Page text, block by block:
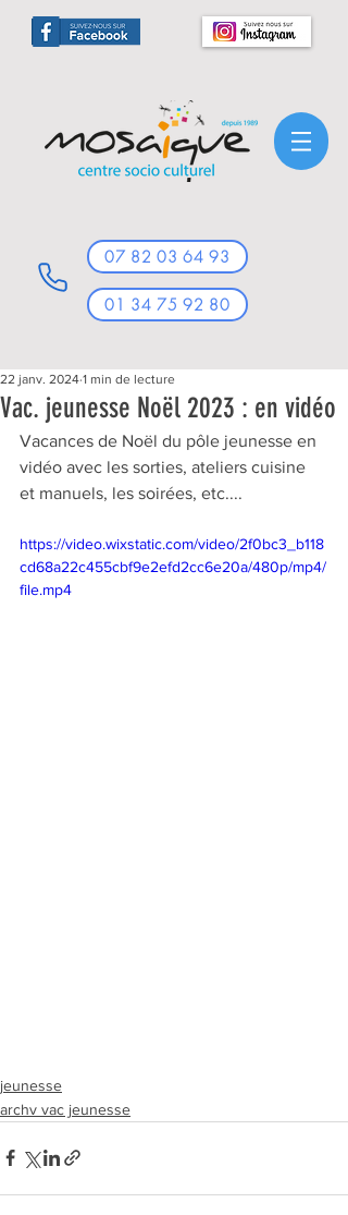
07 82 03 64 93
01 34 75 92 80
Vac. jeunesse Noël 2023 : en vidéo
22 janv. 2024 1 min de lecture
Vacances de Noël du pôle jeunesse en
vidéo avec les sorties, ateliers cuisine
et manuels, les soirées, etc....
https://video.wixstatic.com/video/2f0bc3_b118
cd68a22c455cbf9e2efd2cc6e20a/480p/mp4/
file.mp4
jeunesse
archv vac jeunesse